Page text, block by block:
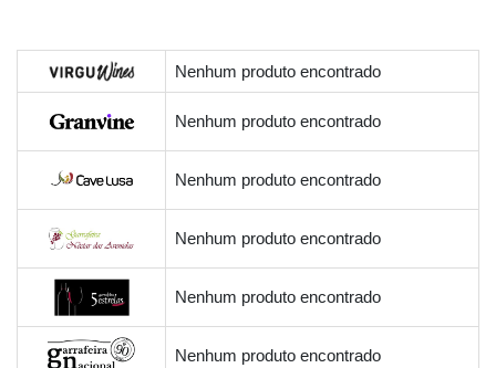
Nenhum produto encontrado
Nenhum produto encontrado
Nenhum produto encontrado
Nenhum produto encontrado
Nenhum produto encontrado
Nenhum produto encontrado